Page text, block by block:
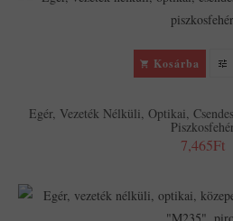
Kosárba
Egér, Vezeték Nélküli, Optikai,
7,465Ft